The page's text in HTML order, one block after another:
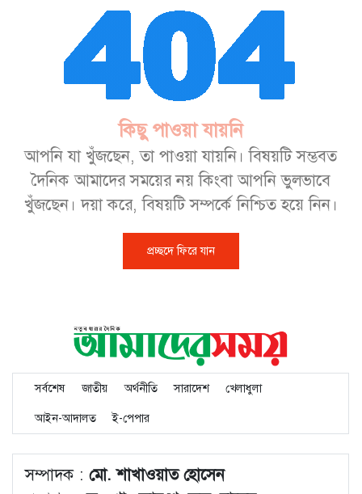
কিছু পাওয়া যায়নি
আপনি যা খুঁজছেন, তা পাওয়া যায়নি। বিষয়টি সম্ভবত
দৈনিক আমাদের সময়ের নয় কিংবা আপনি ভুলভাবে
খুঁজছেন। দয়া করে, বিষয়টি সম্পর্কে নিশ্চিত হয়ে নিন।
প্রচ্ছদে ফিরে যান
সর্বশেষ জাতীয় অর্থনীতি সারাদেশ খেলাধুলা
আইন-আদালত ই-পেপার
সম্পাদক : মো. শাখাওয়াত হোসেন